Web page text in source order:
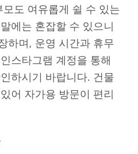
도 여유롭게 쉴 수 있는
에는 혼잡할 수 있으니
하며, 운영 시간과 휴무
스타그램 계정을 통해
하시기 바랍니다. 건물
어 자가용 방문이 편리